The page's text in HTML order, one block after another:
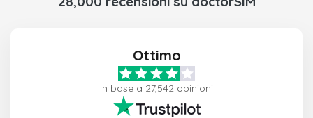
Ottimo
In base a 27,542 opinioni